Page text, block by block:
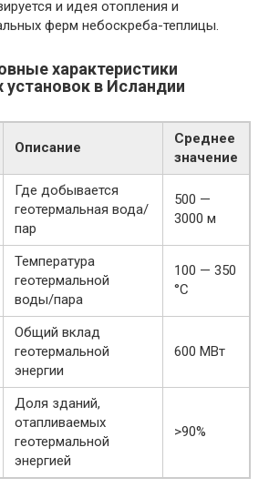
и идея отопления и
ферм небоскреба-теплицы.
характеристики
установок в Исландии
Описание
Среднее
значение
Где добывается
геотермальная вода/
пар
500 —
3000 м
Температура
геотермальной
воды/пара
100 — 350
°C
Общий вклад
геотермальной
энергии
600 МВт
Доля зданий,
отапливаемых
геотермальной
энергией
>90%